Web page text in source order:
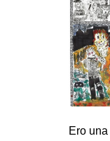
Ero